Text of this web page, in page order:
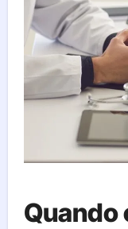
Quando